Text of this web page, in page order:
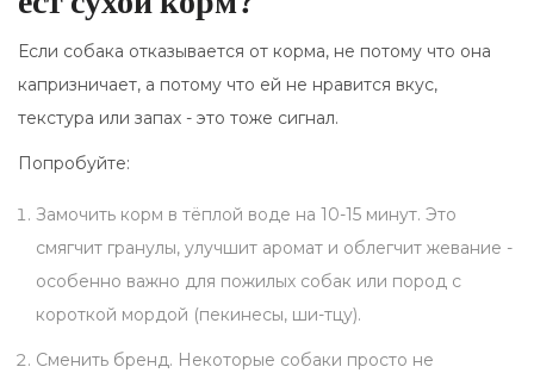
Если собака отказывается от корма, не потому что она
капризничает, а потому что ей не нравится вкус,
текстура или запах - это тоже сигнал.
Попробуйте:
Замочить корм в тёплой воде на 10-15 минут. Это
смягчит гранулы, улучшит аромат и облегчит жевание -
особенно важно для пожилых собак или пород с
короткой мордой (пекинесы, ши-тцу).
Сменить бренд. Некоторые собаки просто не